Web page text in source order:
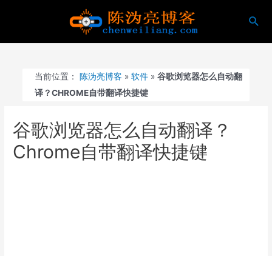
搜
当前位置： 陈沩亮博客 »软件 »谷歌浏览器怎么自动翻
译？CHROME自带翻译快捷键
谷歌浏览器怎么自动翻译？
Chrome自带翻译快捷键